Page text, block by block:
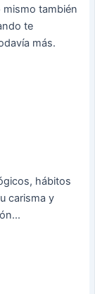
también
te
más.
hábitos
carisma y